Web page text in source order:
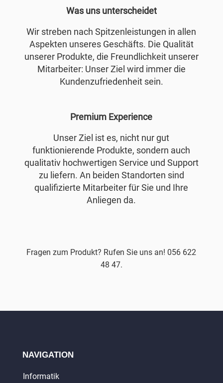
Was uns unterscheidet
Wir streben nach Spitzenleistungen in allen
Aspekten unseres Geschäfts. Die Qualität
unserer Produkte, die Freundlichkeit unserer
Mitarbeiter: Unser Ziel wird immer die
Kundenzufriedenheit sein.
Premium Experience
Unser Ziel ist es, nicht nur gut
funktionierende Produkte, sondern auch
qualitativ hochwertigen Service und Support
zu liefern. An beiden Standorten sind
qualifizierte Mitarbeiter für Sie und Ihre
Anliegen da.
Fragen zum Produkt? Rufen Sie uns an! 056 622
48 47.
NAVIGATION
Informatik